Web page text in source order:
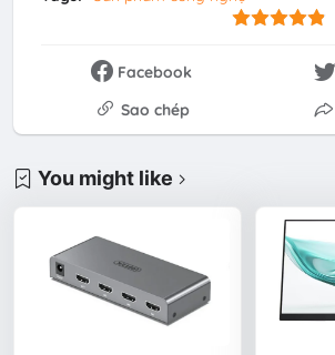
Facebook
Sao chép
You might like